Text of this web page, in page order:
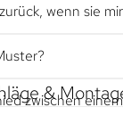
wenn sie
&
zwischen